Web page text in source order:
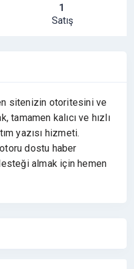
1
Satış
sitenizin otoritesini ve
tamamen kalıcı ve hızlı
yazısı hizmeti.
dostu haber
almak için hemen